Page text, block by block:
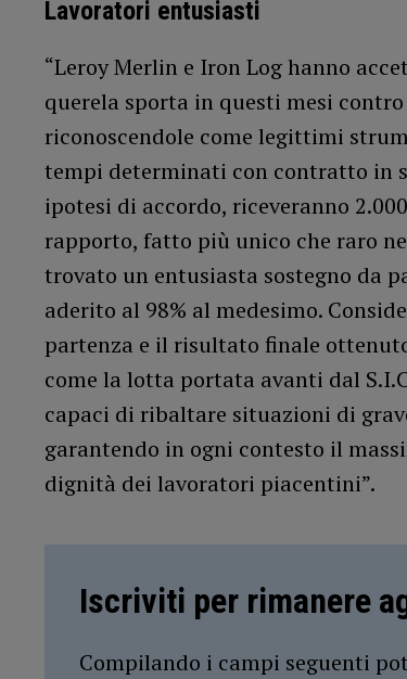
Lavoratori entusiasti
“Leroy Merlin e Iron Log hanno
querela sporta in questi mesi
riconoscendole come legittimi
tempi determinati con contratto in
ipotesi di accordo, riceveranno
rapporto, fatto più unico che raro
trovato un entusiasta sostegno da
aderito al 98% al medesimo.
partenza e il risultato finale
come la lotta portata avanti dal
capaci di ribaltare situazioni di
garantendo in ogni contesto il
dignità dei lavoratori piacentini”.
Iscriviti per rimanere
Compilando i campi seguenti